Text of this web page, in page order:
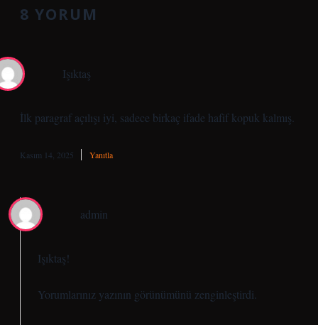
8 YORUM
Işıktaş
İlk paragraf açılışı iyi, sadece birkaç ifade hafif kopuk kalmış.
Kasım 14, 2025 Yanıtla
admin
Işıktaş!
Yorumlarınız yazının görünümünü zenginleştirdi.